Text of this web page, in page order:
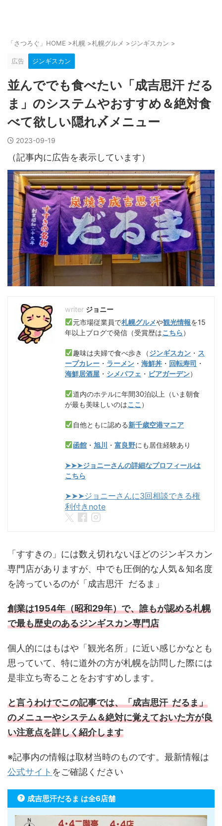
「さつろぐ」HOME >札幌 >札幌グルメ >ジンギスカン >
広告 ジンギスカン
並んででも食べたい「成吉思汗 だる
ま」のシステムやおすすめ＆絶対食
べて欲しい隠れ〆メニュー
2023-09-19
（記事内に広告を表示しています）
ジョニー
元市場従業員で札幌グルメや観光情報を15
年以上ブログで発信（受賞歴はこちら）
趣味は夫婦で食べ歩き（ジンギスカン ・ ス
ープカレー ・ ラーメン ・ 海鮮丼 ・ 回転寿司 ・
海鮮居酒屋 ・ シメパフェ ・ ビアガーデン）
道内のホテルに年間30泊以上（いま朝食
が最も美味しいのはここ ）
自他ともに認める新千歳空港マニア
函館 ・旭川 ・富良野にも居住経験あり
➤➤➤ジョニーさんの詳細なプロフィールは
こちら
➤➤➤ジョニーさんに3回相談できる権
利付きnote
「すすきの」には数え切れないほどのジンギスカン
専門店がありますが、中でも圧倒的な人気＆知名度
を誇っているのが「成吉思汗 だるま」
創業は1954年（昭和29年）で、誰もが認める札幌
で最も歴史のあるジンギスカン専門店
個人的にはもはや「観光名所」に近い感じかなとも
思っていて、特に道外の方が札幌を訪問した際には
是非立ち寄ることをおすすめします。
と言うわけでこの記事では、「成吉思汗 だるま」
のメニューやシステム＆絶対に覚えておいた方が良
い注意点を詳しく紹介します
※記事内の情報は取材当時のものです。最新情報は
公式サイト をご確認ください
成吉思汗だるま は全6店舗